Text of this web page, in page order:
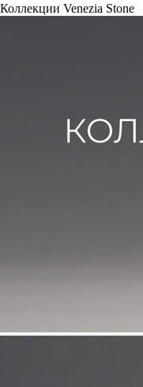
Коллекции Venezia Stone